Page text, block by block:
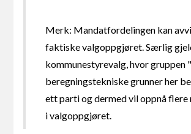
Merk: Mandatfordelingen kan
faktiske valgoppgjøret. Særlig
kommunestyrevalg, hvor gruppen
beregningstekniske grunner her
ett parti og dermed vil oppnå flere
i valgoppgjøret.